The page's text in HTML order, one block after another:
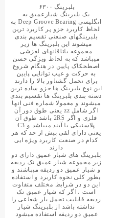
جی بی آر
بلبرینگ ۶۳۰۰
یک بلبرینگ شیارعمیق به
انگلیسی Deep Groove Bearing به
لحاظ کاربرد جزو پر کاربرد ترین
بلبرینگهای صنعتی تقسیم بندی
میشوند این بلبرینگ ها زیر
مجموعه یاتاقانهای لغزشی
میباشد که به لحاظ ویژگی حسن
اصطحکاک پایین در هنگام شروع
به حرکت و عیب توانایی پایین
برای تحمل گشتاور بالا را دارند
این نوع بلبرینگ ها جزو ساده ترین
دسته بندی بلبرینگ ها تقسیم بندی
میشوند و معمولا شماره فنی انها
اگر شامل zz یعنی طوق دور آن
فلزی و اگر 2RS باشد طوق آن
پلاستیکی یا آبند میباشد و C3
یعنی دارای لقی بیش از حد که هر
کدام در صنعت کاربرد ویژه ایی
دارند
بلبرینگ های شیار عمیق دارای دو
زیر مجموعه شیار عمیق تک ردیفه
و شیار عمیق دو ردیفه میباشند و
بطور کلی نحوه کاربرد و استفاده
این دو در شرایط مختلف متفاوت
است ، اگر که شیار عمیق تک
ردیفه قابلیت تحمل بار شعاعی را
نداشته باشد از بلبرینگ شیار
عمیق دو ردیفه استفاده میشود